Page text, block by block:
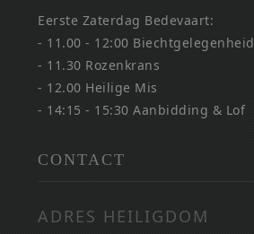
Eerste Zaterdag Bedevaart:
- 11.00 - 12:00 Biechtgelegenheid
- 11.30 Rozenkrans
- 12.00 Heilige Mis
- 14:15 - 15:30 Aanbidding & Lof
CONTACT
ADRES HEILIGDOM